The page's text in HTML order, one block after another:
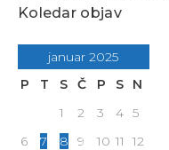
Koledar objav
januar 2025
P
T S Č P S
N
1
2 3 4 5
6
7 8 9 10 11
12